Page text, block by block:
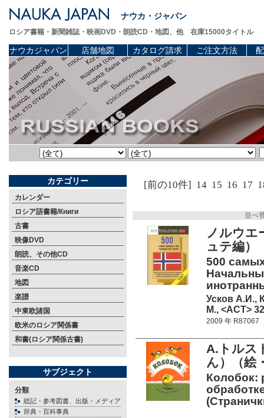
ナウカ・ジャパン
ロシア書籍・新聞雑誌・映画DVD・朗読CD・地図、他 在庫15000タイトル
ナウカジャパン 店舗地図 カタログ請求 ご注文方法
カテゴリー
カレンダー
ロシア語書籍/Книги
古書
映像DVD
朗読、その他CD
音楽CD
地図
楽譜
中東欧諸国
欧米のロシア関係書
和書(ロシア関係古書)
サブジェクト
分類
総記・参考図書、出版・メディア
辞典・百科事典
[前の10件] 14 15 16 17
並べ
ノルウ
ュテ編）
500
Усков А.И.,
М., <АСТ>
2009 年 R87067
A.トルス
ん）（絵
Колобок: